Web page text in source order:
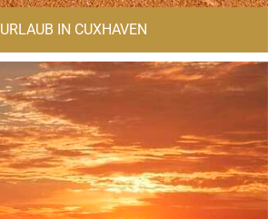
URLAUB IN CUXHAVEN